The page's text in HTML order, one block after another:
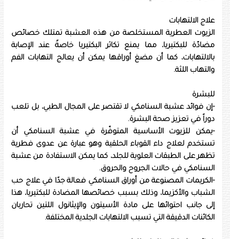
علاج الالتهابات
الزيوت العطرية المستخلصة من هذه العشبة تمتلك خصائص
مضادّة للبكتيريا، مما يمنع تكاثر البكتيريا خاصةً عند الإصابة
بالالتهابات، كما أن مضغ أوراقها يمكن أن يعالج التهابات الفم
والتهاب اللثة.
للبشرة
-إن فوائد عشبة السنامكي لا تقتصر على المجال الطبي، بل تلعب
دوراً في تعزيز صحة البشرة.
-يمكن للزيوت الأساسية المتوفّرة في عشبة السنامكي أن
تستخدم لعلاج داء القوباء الحلقية وهو عبارة عن عدوى فطرية
تظهر على الطبقات العلوية للجلد، كما يمكن الاستفادة من عشبة
السنامكي في حالات الجروح والحروق.
-الكريمات المصنوعة من أوراق السنامكي فعالة جدًا في علاج حب
الشباب والأكزيما، وذلك بسبب خصائصها المضادة للبكتيريا، هذا
إلى جانب احتوائها على مادة الأسيتون والإيثانول اللتين تحاربان
الكائنات الدقيقة التي تسبب الالتهابات الجلدية المختلفة.